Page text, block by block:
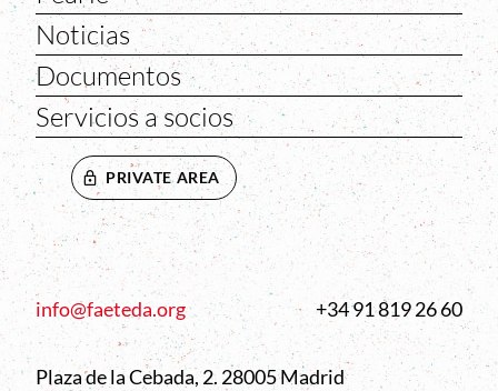
Noticias
Documentos
Servicios a socios
PRIVATE AREA
info@faeteda.org +34 91 819 26 60
Plaza de la Cebada, 2. 28005 Madrid